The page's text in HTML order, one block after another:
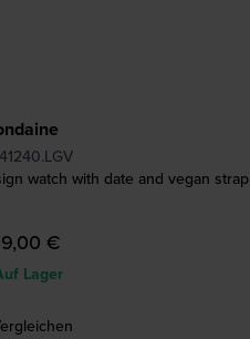
watch with date and vegan strap
€
Lager